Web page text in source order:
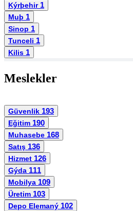
Kýrþehir 1
Muþ 1
Sinop 1
Tunceli 1
Kilis 1
Meslekler
Güvenlik 193
Eğitim 190
Muhasebe 168
Satış 136
Hizmet 126
Gýda 111
Mobilya 109
Üretim 103
Depo Elemaný 102